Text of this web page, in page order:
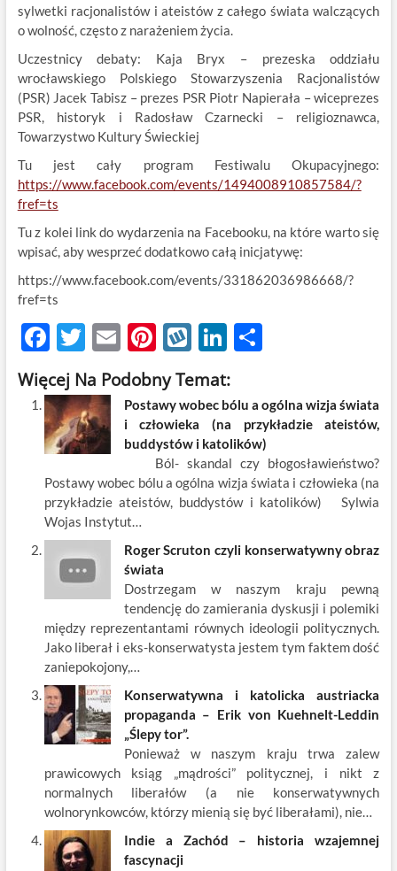
sylwetki racjonalistów i ateistów z całego świata walczących
o wolność, często z narażeniem życia.
Uczestnicy debaty: Kaja Bryx – prezeska oddziału
wrocławskiego Polskiego Stowarzyszenia Racjonalistów
(PSR) Jacek Tabisz – prezes PSR Piotr Napierała – wiceprezes
PSR, historyk i Radosław Czarnecki – religioznawca,
Towarzystwo Kultury Świeckiej
Tu jest cały program Festiwalu Okupacyjnego:
https://www.facebook.com/events/1494008910857584/?
fref=ts
Tu z kolei link do wydarzenia na Facebooku, na które warto się
wpisać, aby wesprzeć dodatkowo całą inicjatywę:
https://www.facebook.com/events/331862036986668/?
fref=ts
F
ac
e
b
o
o
k
T
w
itt
er
E
m
ail
Pi
nt
er
es
t
W
k
o
p
Li
k
e
dI
n
S
ar
e
Więcej Na Podobny Temat:
Postawy wobec bólu a ogólna wizja świata
i człowieka (na przykładzie ateistów,
buddystów i katolików)
Ból- skandal czy błogosławieństwo?
Postawy wobec bólu a ogólna wizja świata i człowieka (na
przykładzie ateistów, buddystów i katolików) Sylwia
Wojas Instytut…
Roger Scruton czyli konserwatywny obraz
świata
Dostrzegam w naszym kraju pewną
tendencję do zamierania dyskusji i polemiki
między reprezentantami równych ideologii politycznych.
Jako liberał i eks-konserwatysta jestem tym faktem dość
zaniepokojony,…
Konserwatywna i katolicka austriacka
propaganda – Erik von Kuehnelt-Leddin
„Ślepy tor”.
Ponieważ w naszym kraju trwa zalew
prawicowych ksiąg „mądrości” politycznej, i nikt z
normalnych liberałów (a nie konserwatywnych
wolnorynkowców, którzy mienią się być liberałami), nie…
Indie a Zachód – historia wzajemnej
fascynacji